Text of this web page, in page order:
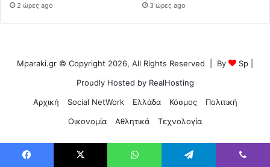
2 ώρες ago 3 ώρες ago
Mparaki.gr © Copyright 2026, All Rights Reserved | By Sp
Proudly Hosted by RealHosting
Αρχική
Social NetWork Ελλάδα Κόσμος
Πολιτική
Οικονομία
Αθλητικά Τεχνολογία